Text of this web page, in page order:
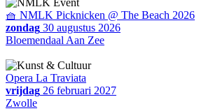
🧺 NMLK Picknicken @ The Beach 2026
zondag 30 augustus 2026
Bloemendaal Aan Zee
Opera La Traviata
vrijdag 26 februari 2027
Zwolle